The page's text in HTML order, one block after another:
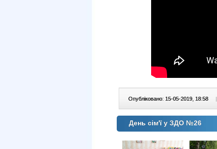
Опубліковано: 15-05-2019, 18:58 |
День сім'ї у ЗДО №26